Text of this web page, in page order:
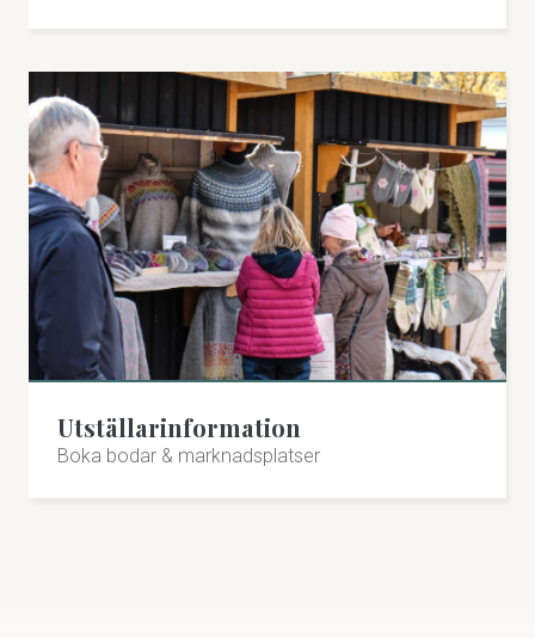
Utställarinformation
Boka bodar & marknadsplatser